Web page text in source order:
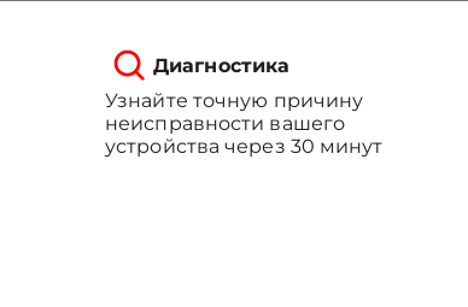
Диагностика
Узнайте точную причину
неисправности вашего
устройства через 30 минут